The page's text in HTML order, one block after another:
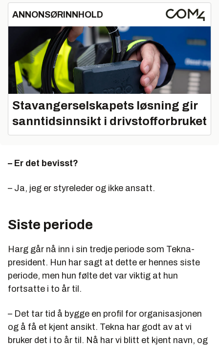
ANNONSØRINNHOLD
Stavangerselskapets løsning gir
sanntidsinnsikt i drivstofforbruket
– Er det bevisst?
– Ja, jeg er styreleder og ikke ansatt.
Siste periode
Harg går nå inn i sin tredje periode som Tekna-
president. Hun har sagt at dette er hennes siste
periode, men hun følte det var viktig at hun
fortsatte i to år til.
– Det tar tid å bygge en profil for organisasjonen
og å få et kjent ansikt. Tekna har godt av at vi
bruker det i to år til. Nå har vi blitt et kjent navn, og